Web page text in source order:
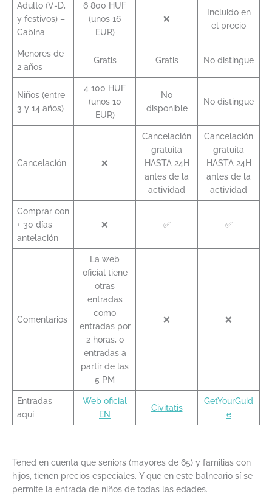
Adulto (V-D,
y festivos) –
Cabina
6 800 HUF
(unos 16
EUR)
❌
Incluido en
el precio
Menores de
2 años
Gratis Gratis No distingue
Niños (entre
3 y 14 años)
4 100 HUF
(unos 10
EUR)
No
disponible
No distingue
Cancelación ❌
Cancelación
gratuita
HASTA 24H
antes de la
actividad
Cancelación
gratuita
HASTA 24H
antes de la
actividad
Comprar con
+ 30 días
antelación
❌ ✅ ✅
Comentarios
La web
oficial tiene
otras
entradas
como
entradas por
2 horas, o
entradas a
partir de las
5 PM
❌ ❌
Entradas
aquí
Web oficial
EN
Civitatis
GetYourGuid
e
Tened en cuenta que seniors (mayores de 65) y familias con
hijos, tienen precios especiales. Y que en este balneario sí se
permite la entrada de niños de todas las edades.